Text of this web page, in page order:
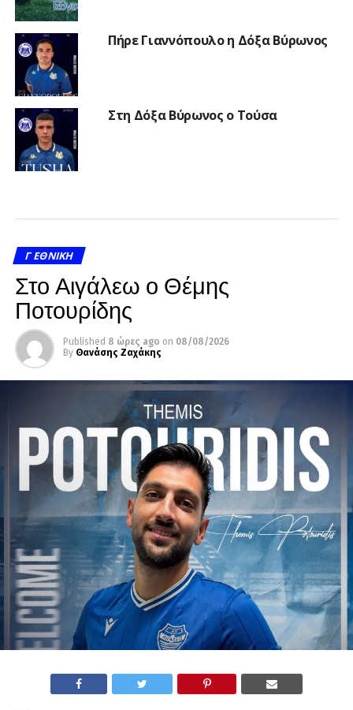
Πήρε Γιαννόπουλο η Δόξα Βύρωνος
Στη Δόξα Βύρωνος ο Τούσα
Γ ΕΘΝΙΚΉ
Στο Αιγάλεω ο Θέμης
Ποτουρίδης
Published 8 ώρες ago on 08/08/2026
By Θανάσης Ζαχάκης